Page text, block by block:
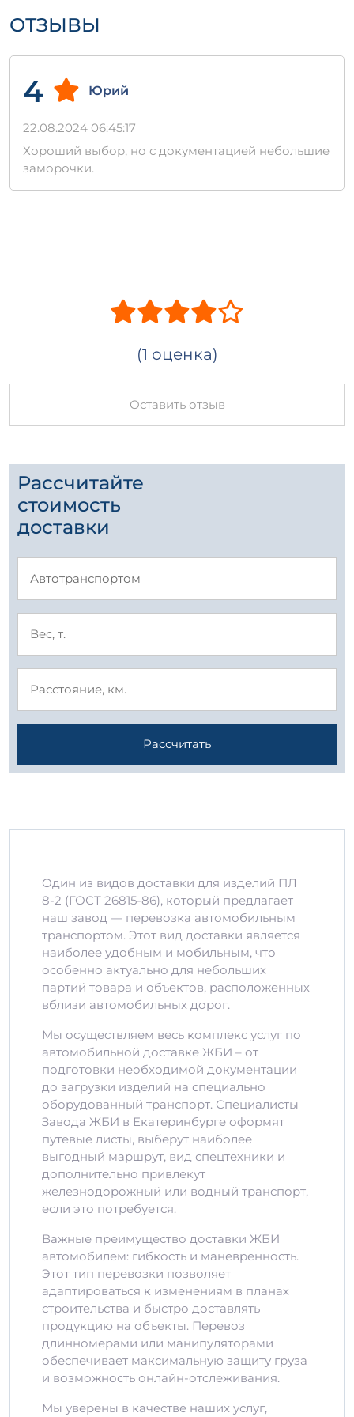
вашего строительного проекта. Выбирая
наши плиты, вы обеспечиваете качество и
ОТЗЫВЫ
4 Юрий
22.08.2024 06:45:17
Хороший выбор, но с документацией небольшие
заморочки.
(1 оценка)
Оставить отзыв
Рассчитайте
стоимость
доставки
Рассчитать
Один из видов доставки для изделий ПЛ
8-2 (ГОСТ 26815-86), который предлагает
наш завод — перевозка автомобильным
транспортом. Этот вид доставки является
наиболее удобным и мобильным, что
особенно актуально для небольших
партий товара и объектов, расположенных
вблизи автомобильных дорог.
Мы осуществляем весь комплекс услуг по
автомобильной доставке ЖБИ – от
подготовки необходимой документации
до загрузки изделий на специально
оборудованный транспорт. Специалисты
Завода ЖБИ в Екатеринбурге оформят
путевые листы, выберут наиболее
выгодный маршрут, вид спецтехники и
дополнительно привлекут
железнодорожный или водный транспорт,
если это потребуется.
Важные преимущество доставки ЖБИ
автомобилем: гибкость и маневренность.
Этот тип перевозки позволяет
адаптироваться к изменениям в планах
строительства и быстро доставлять
продукцию на объекты. Перевоз
длинномерами или манипуляторами
обеспечивает максимальную защиту груза
и возможность онлайн-отслеживания.
Мы уверены в качестве наших услуг,